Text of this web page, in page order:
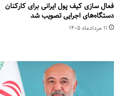
فعال سازی کیف پول ایرانی برای کارکنان
دستگاه‌های اجرایی تصویب شد
۱۱ مرداد‌ماه ۱۴۰۵